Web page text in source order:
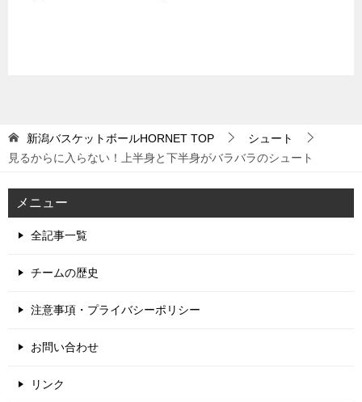
新潟バスケットボールHORNET TOP
シュート
見るからに入らない！上半身と下半身がバラバラのシュート
メニュー
全記事一覧
チームの歴史
注意事項・プライバシーポリシー
お問い合わせ
リンク